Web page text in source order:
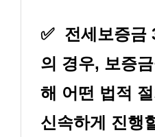
✅ 전세보증금
의 경우, 보증
해 어떤 법적
신속하게 진행